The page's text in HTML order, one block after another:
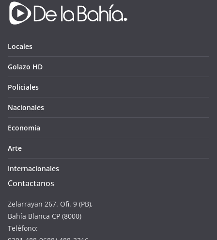
Locales
Golazo HD
Policiales
Nacionales
Economia
Arte
Internacionales
Contactanos
Zelarrayan 267. Ofi. 9 (PB),
Bahía Blanca CP (8000)
Teléfono: